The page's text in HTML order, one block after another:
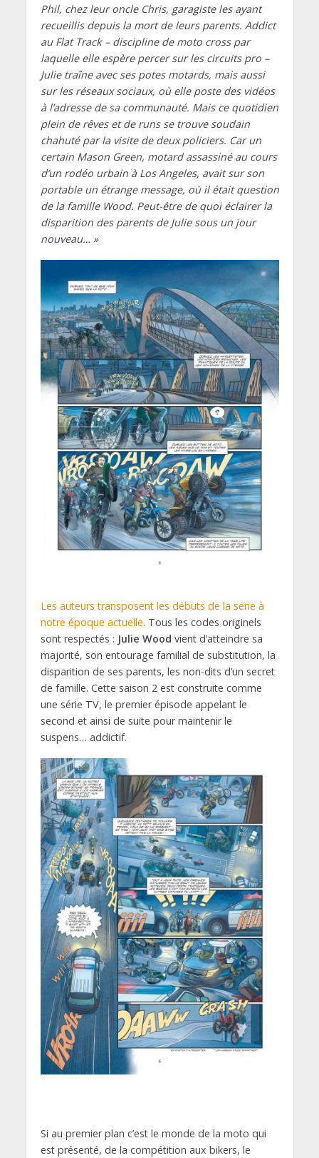
Phil, chez leur oncle Chris, garagiste les ayant
recueillis depuis la mort de leurs parents. Addict
au Flat Track – discipline de moto cross par
laquelle elle espère percer sur les circuits pro –
Julie traîne avec ses potes motards, mais aussi
sur les réseaux sociaux, où elle poste des vidéos
à l’adresse de sa communauté. Mais ce quotidien
plein de rêves et de runs se trouve soudain
chahuté par la visite de deux policiers. Car un
certain Mason Green, motard assassiné au cours
d’un rodéo urbain à Los Angeles, avait sur son
portable un étrange message, où il était question
de la famille Wood. Peut-être de quoi éclairer la
disparition des parents de Julie sous un jour
nouveau… »
Les auteurs transposent les débuts de la série à
notre époque actuelle. Tous les codes originels
sont respectés : Julie Wood vient d’atteindre sa
majorité, son entourage familial de substitution, la
disparition de ses parents, les non-dits d’un secret
de famille. Cette saison 2 est construite comme
une série TV, le premier épisode appelant le
second et ainsi de suite pour maintenir le
suspens… addictif.
Si au premier plan c’est le monde de la moto qui
est présenté, de la compétition aux bikers, le